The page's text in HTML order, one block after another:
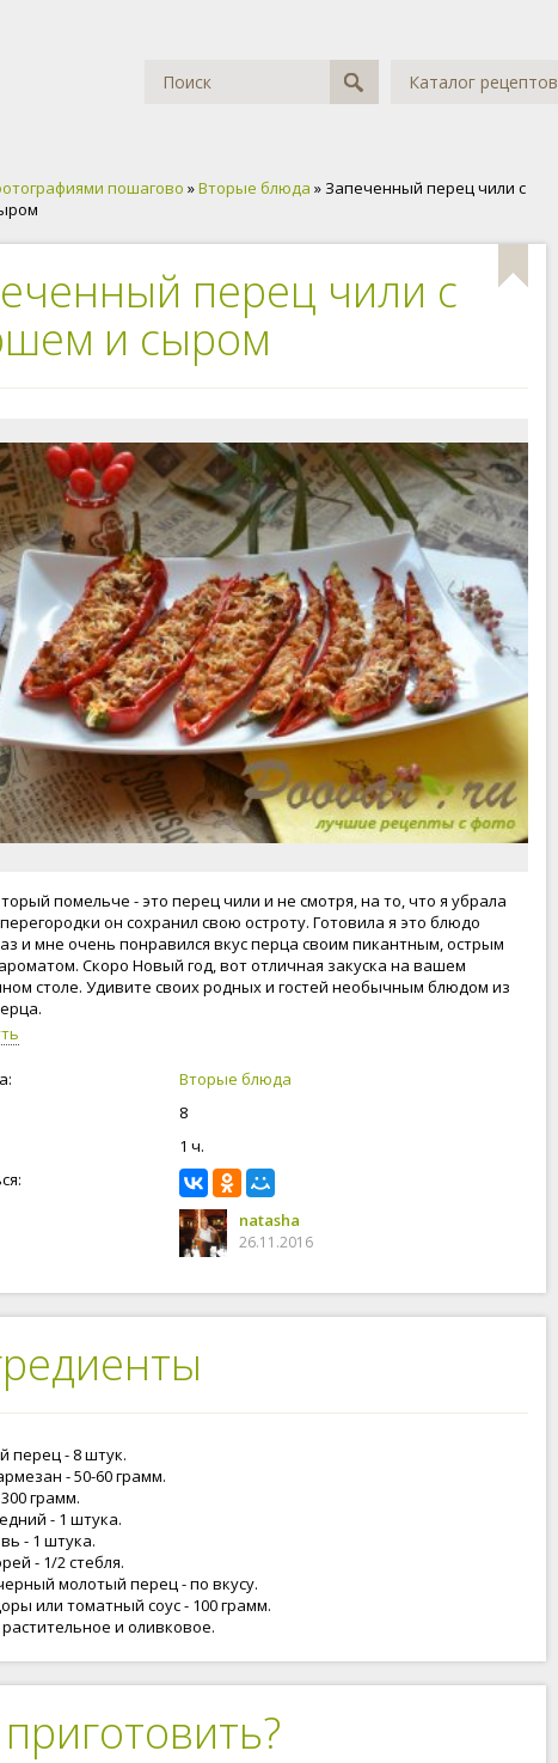
Каталог рецептов
пошагово »Вторые блюда » Запеченный перец чили с
перец чили с
и сыром
помельче - это перец чили и не смотря, на то, что я убрала
он сохранил свою остроту. Готовила я это блюдо
и мне очень понравился вкус перца своим пикантным, острым
Скоро Новый год, вот отличная закуска на вашем
столе. Удивите своих родных и гостей необычным блюдом из
Вторые блюда
8
1 ч.
natasha
26.11.2016
перец - 8 штук.
- 50-60 грамм.
грамм.
- 1 штука.
- 1 штука.
- 1/2 стебля.
молотый перец - по вкусу.
или томатный соус - 100 грамм.
и оливковое.